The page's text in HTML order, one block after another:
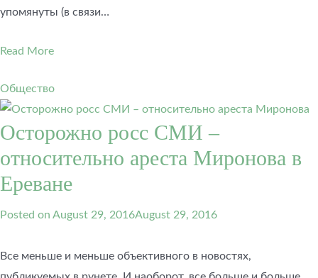
упомянуты (в связи…
Read More
Общество
Осторожно росс СМИ –
относительно ареста Миронова в
Ереване
Posted on August 29, 2016August 29, 2016
Все меньше и меньше объективного в новостях,